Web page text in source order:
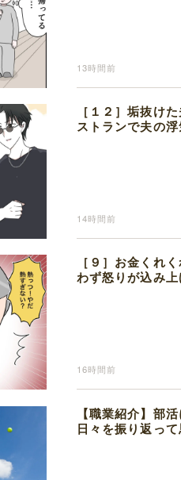
13時間前
［１２］垢抜け
ストランで夫の
14時間前
［９］お金くれ
わず怒りが込み上
16時間前
【職業紹介】部
日々を振り返っ